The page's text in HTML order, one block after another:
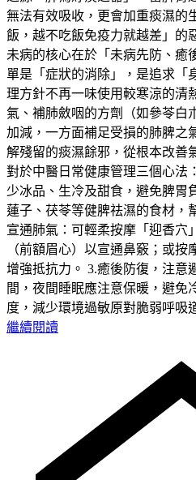
無法有效吸收，更會加重痰濕的
飯，越不吃飯免疫力就越差」的
未病的核心在於「未病先防、癒
單是「症狀的消除」，是追求「
理方針不再一味使用較寒涼的清
氣、補肺斂咽的方劑（如參苓白
加減，一方面補足受損的肺脾之
解殘留的痰濕餘邪，從根本改善
對於中醫日常健康管理三個心法
少冰品、生冷及甜食，避免脾胃
蓮子、茯苓等健脾祛濕的食材，
宣通肺氣：可輕柔按摩「迎香穴
（前額眉心）以宣通鼻竅；或按
增強抵抗力。 3.癒後防復，注意
間，夜間睡眠應注意保暖，避免
度，減少環境過敏原對脆弱呼吸
繼續閱讀